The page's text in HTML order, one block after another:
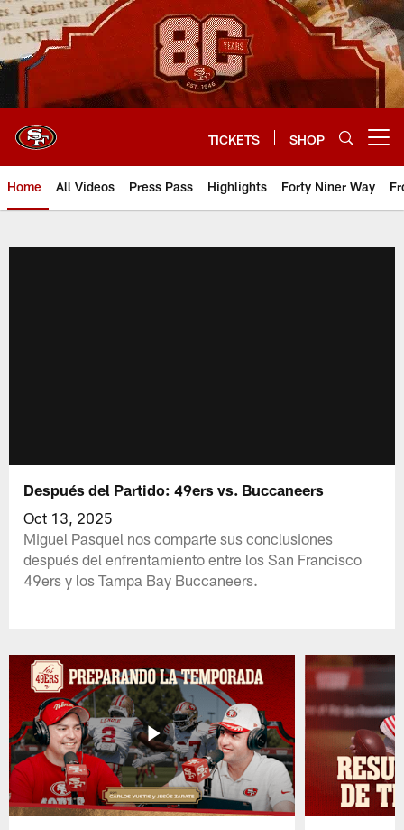
Skip
to
main
content
TICKETS SHOP
Home All Videos Press Pass Highlights Forty Niner Way
Después del Partido: 49ers vs. Buccaneers
Oct 13, 2025
Miguel Pasquel nos comparte sus conclusiones
después del enfrentamiento entre los San Francisco
49ers y los Tampa Bay Buccaneers.